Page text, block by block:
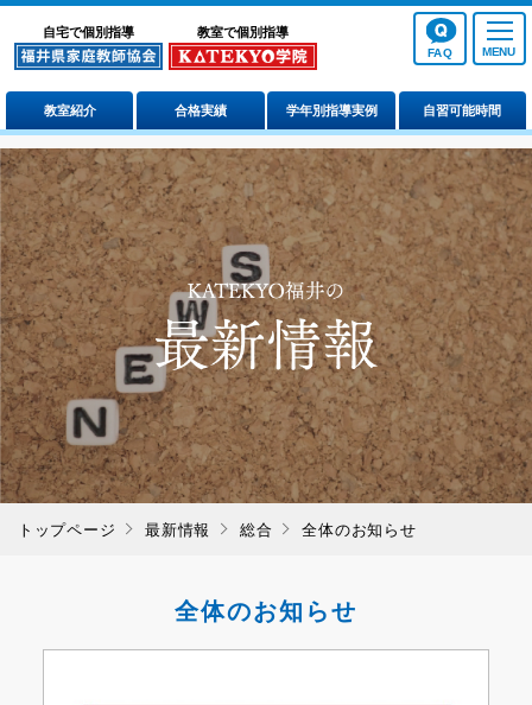
自宅で個別指導 教室で個別指導
学年別指導実例
教室紹介 合格実績 自習可能時間
FAQ
トップページ 最新情報 総合 全体のお知らせ
全体のお知らせ